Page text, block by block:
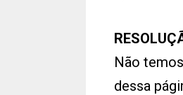
Não
dessa